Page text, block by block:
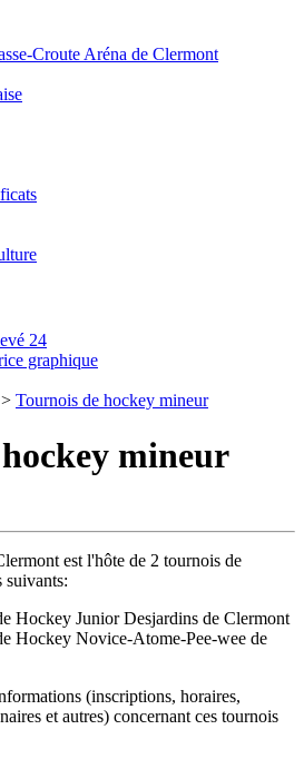
Croute Aréna de Clermont
24
graphique
> Tournois de hockey mineur
mineur
est l'hôte de 2 tournois de
suivants:
Hockey Junior Desjardins de Clermont
Hockey Novice-Atome-Pee-wee de
(inscriptions, horaires,
et autres) concernant ces tournois